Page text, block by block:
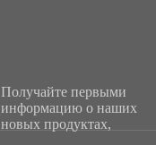
Получайте первыми
информацию о наших
новых продуктах,